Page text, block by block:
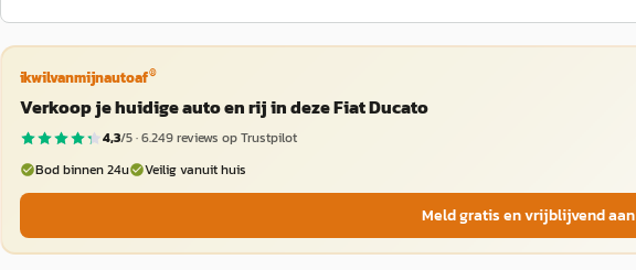
ikwilvanmijnautoaf®
Verkoop je huidige auto en rij in deze Fiat Ducato
4,3/5 ·6.249reviews op Trustpilot
Bod binnen 24u
Veilig vanuit huis
Meld gratis en vrijblijvend aan